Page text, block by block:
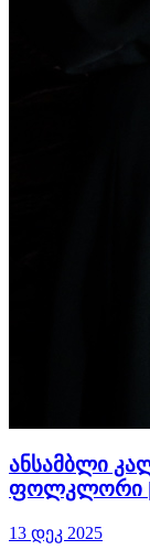
ანსამბლი
ფოლკლორი |
13 დეკ 2025